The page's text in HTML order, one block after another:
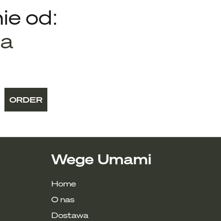
szałwii, skrzyp polny)
sobie energii na resztę dnia; owoce
od:
ORDER
Wege Umami
Home
O nas
Dostawa